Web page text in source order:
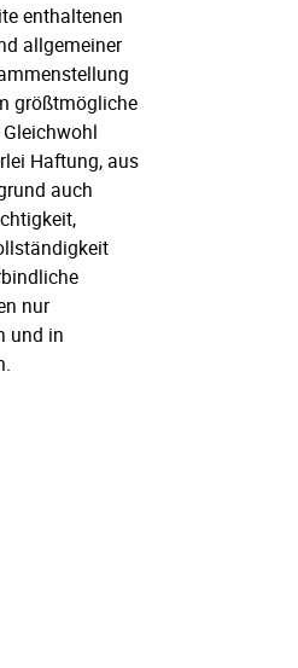
enthaltenen
allgemeiner
größtmögliche
Haftung, aus
auch
nur
und in